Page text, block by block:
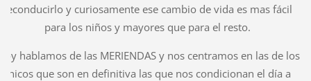
reconducirlo y curiosamente ese cambio de vida es mas fácil
para los niños y mayores que para el resto.
hablamos de las MERIENDAS y nos centramos en las de los
chicos que son en definitiva las que nos condicionan el día a